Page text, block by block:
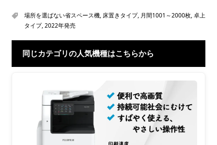
場所を選ばない省スペース機, 床置きタイプ, 月間1001～2000枚,卓上
タイプ,2022年発売
同じカテゴリの人気機種はこちらから